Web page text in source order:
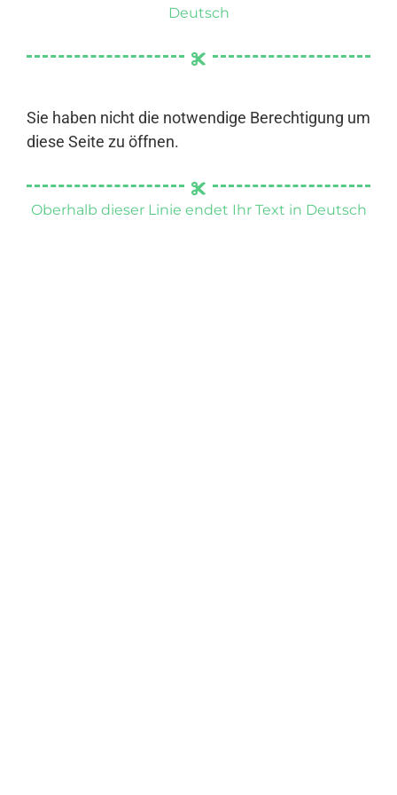
Deutsch
Sie haben nicht die notwendige Berechtigung um
diese Seite zu öffnen.
Oberhalb dieser Linie endet Ihr Text in Deutsch